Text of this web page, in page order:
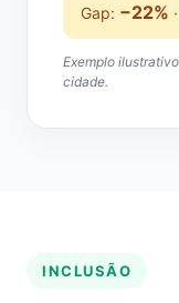
Gap: −22%
Exemplo
cidade.
INCLUSÃO